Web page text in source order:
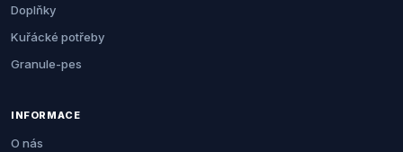
Doplňky
Kuřácké potřeby
Granule-pes
INFORMACE
O nás